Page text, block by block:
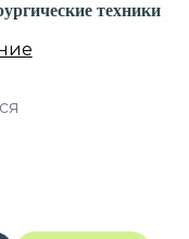
техники